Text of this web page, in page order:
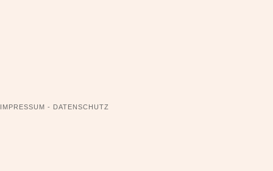
NAVIGATION
ÜBERSPRINGEN
IMPRESSUM - DATENSCHUTZ